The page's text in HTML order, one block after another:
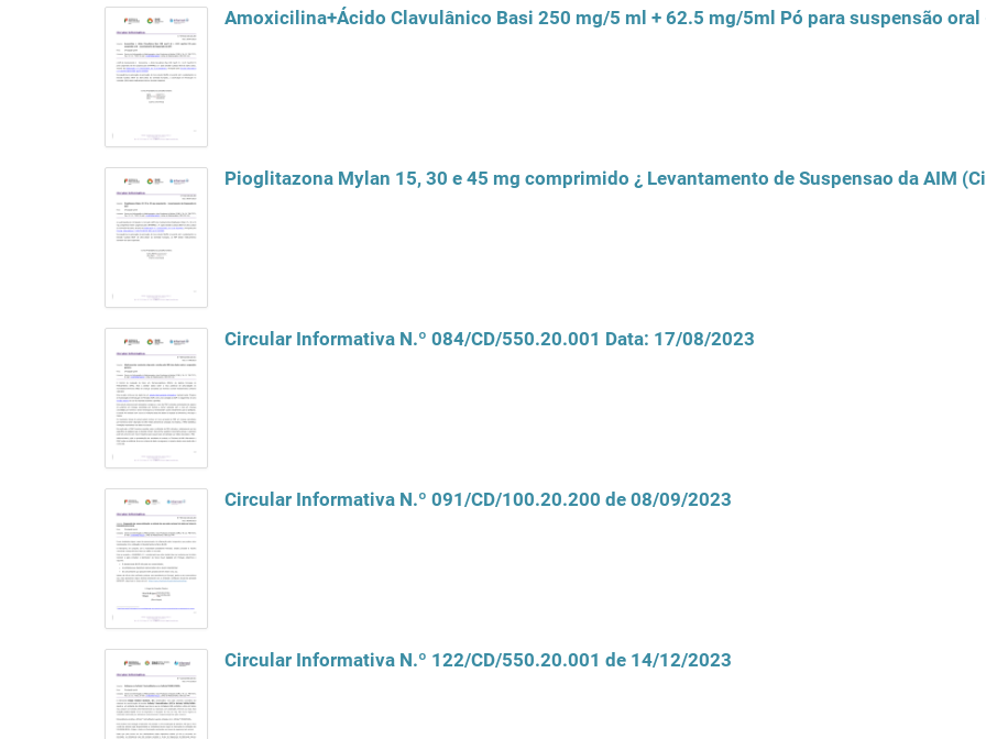
Pioglitazona Mylan 15, 30 e 45 mg comprimido ¿ Levantamento de Suspensao da AIM
Circular Informativa N.º 084/CD/550.20.001 Data: 17/08/2023
Circular Informativa N.º 091/CD/100.20.200 de 08/09/2023
Circular Informativa N.º 122/CD/550.20.001 de 14/12/2023